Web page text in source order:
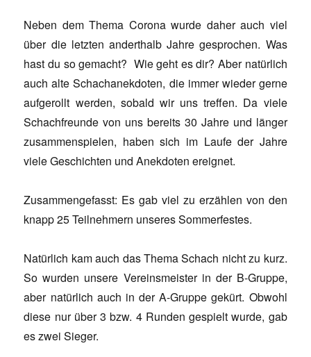
Neben dem Thema Corona wurde daher auch viel
über die letzten anderthalb Jahre gesprochen. Was
hast du so gemacht? Wie geht es dir? Aber natürlich
auch alte Schachanekdoten, die immer wieder gerne
aufgerollt werden, sobald wir uns treffen. Da viele
Schachfreunde von uns bereits 30 Jahre und länger
zusammenspielen, haben sich im Laufe der Jahre
viele Geschichten und Anekdoten ereignet.
Zusammengefasst: Es gab viel zu erzählen von den
knapp 25 Teilnehmern unseres Sommerfestes.
Natürlich kam auch das Thema Schach nicht zu kurz.
So wurden unsere Vereinsmeister in der B-Gruppe,
aber natürlich auch in der A-Gruppe gekürt. Obwohl
diese nur über 3 bzw. 4 Runden gespielt wurde, gab
es zwei Sieger.